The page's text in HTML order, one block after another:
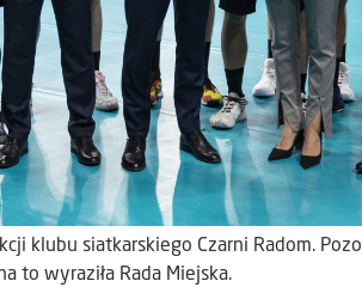
klubu siatkarskiego Czarni Radom.
to wyraziła Rada Miejska.